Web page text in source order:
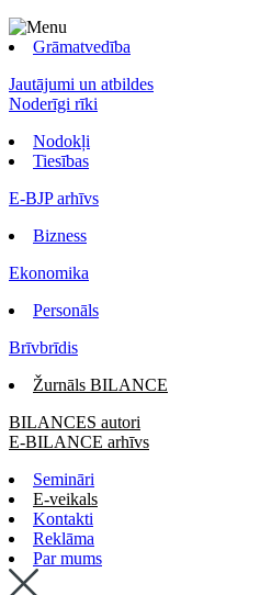
Grāmatvedība
Jautājumi un atbildes
Noderīgi rīki
Nodokļi
Tiesības
E-BJP arhīvs
Bizness
Ekonomika
Personāls
Brīvbrīdis
Žurnāls BILANCE
BILANCES autori
E-BILANCE arhīvs
Semināri
E-veikals
Kontakti
Reklāma
Par mums